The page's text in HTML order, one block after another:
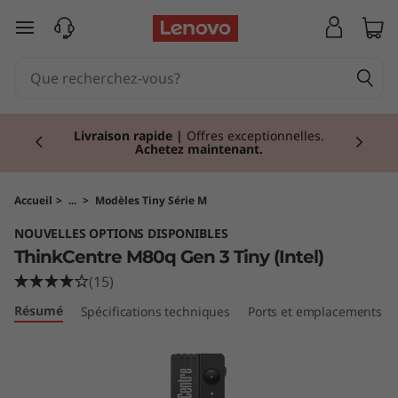
T
C
e
n
passer au contenu principal
Livraison rapide | Offres exceptionnelles.
Achetez maintenant.
Accueil > ... > Modèles Tiny Série M
NOUVELLES OPTIONS DISPONIBLES
ThinkCentre M80q Gen 3 Tiny (Intel)
(15)
Résumé Spécifications techniques Ports et emplacements